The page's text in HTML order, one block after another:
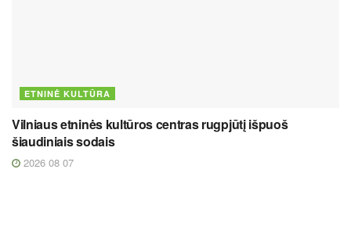
ETNINĖ KULTŪRA
Vilniaus etninės kultūros centras rugpjūtį išpuoš
šiaudiniais sodais
2026 08 07